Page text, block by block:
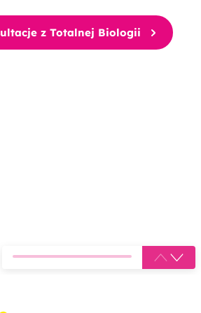
z Totalnej Biologii